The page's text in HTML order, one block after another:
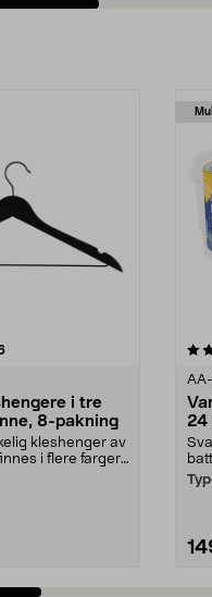
anmeldelser
i tre
8-pakning
kleshenger av
i flere farger.
5 stjerner
24